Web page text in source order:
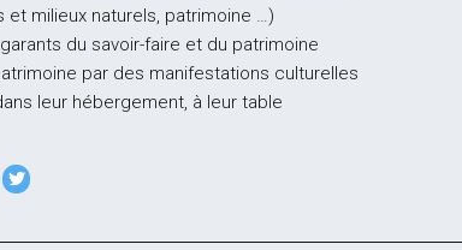
milieux naturels, patrimoine …)
du savoir-faire et du patrimoine
par des manifestations culturelles
leur hébergement, à leur table